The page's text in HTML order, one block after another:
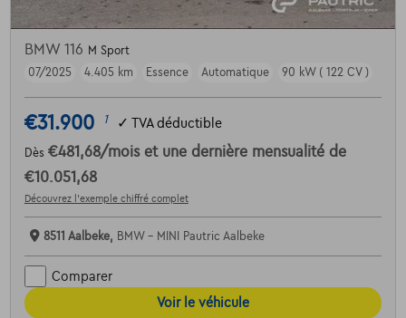
BMW 116 M Sport
07/2025
4.405 km Essence Automatique 90 kW ( 122 CV )
€31.900 1 ✓ TVA déductible
Dès €481,68/mois et une dernière mensualité de
€10.051,68
Découvrez l’exemple chiffré complet
8511 Aalbeke, BMW - MINI Pautric Aalbeke
Comparer
Voir le véhicule